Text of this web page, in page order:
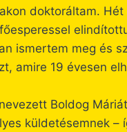
doktoráltam.
ismertem meg és
amire 19 évesen
Boldog
küldetésemnek –